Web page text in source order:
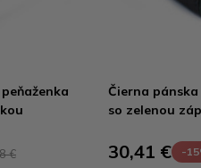
€
Čierna
so zelenou
30,41 € -